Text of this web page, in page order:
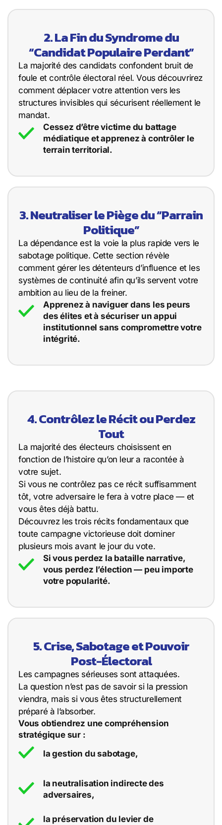
2. La Fin du Syndrome du
“Candidat Populaire Perdant”
La majorité des candidats confondent bruit de
foule et contrôle électoral réel. Vous découvrirez
comment déplacer votre attention vers les
structures invisibles qui sécurisent réellement le
mandat.
Cessez d’être victime du battage
médiatique et apprenez à contrôler le
terrain territorial.
3. Neutraliser le Piège du “Parrain
Politique”
La dépendance est la voie la plus rapide vers le
sabotage politique. Cette section révèle
comment gérer les détenteurs d’influence et les
systèmes de continuité afin qu’ils servent votre
ambition au lieu de la freiner.
Apprenez à naviguer dans les peurs
des élites et à sécuriser un appui
institutionnel sans compromettre votre
intégrité.
4. Contrôlez le Récit ou Perdez
Tout
La majorité des électeurs choisissent en
fonction de l’histoire qu’on leur a racontée à
votre sujet.
Si vous ne contrôlez pas ce récit suffisamment
tôt, votre adversaire le fera à votre place — et
vous êtes déjà battu.
Découvrez les trois récits fondamentaux que
toute campagne victorieuse doit dominer
plusieurs mois avant le jour du vote.
Si vous perdez la bataille narrative,
vous perdez l’élection — peu importe
votre popularité.
5. Crise, Sabotage et Pouvoir
Post-Électoral
Les campagnes sérieuses sont attaquées.
La question n’est pas de savoir si la pression
viendra, mais si vous êtes structurellement
préparé à l’absorber.
Vous obtiendrez une compréhension
stratégique sur :
la gestion du sabotage,
la neutralisation indirecte des
adversaires,
la préservation du levier de